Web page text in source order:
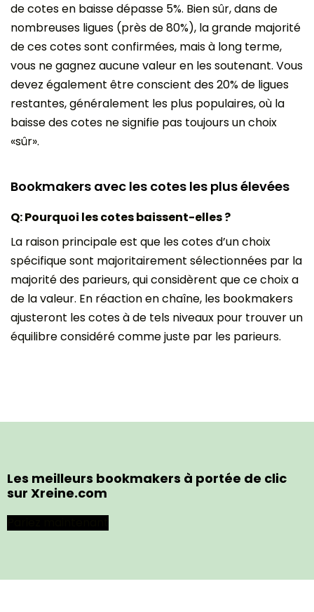
de cotes en baisse dépasse 5%. Bien sûr, dans de
nombreuses ligues (près de 80%), la grande majorité
de ces cotes sont confirmées, mais à long terme,
vous ne gagnez aucune valeur en les soutenant. Vous
devez également être conscient des 20% de ligues
restantes, généralement les plus populaires, où la
baisse des cotes ne signifie pas toujours un choix
«sûr».
Bookmakers avec les cotes les plus élevées
Q: Pourquoi les cotes baissent-elles ?
La raison principale est que les cotes d’un choix
spécifique sont majoritairement sélectionnées par la
majorité des parieurs, qui considèrent que ce choix a
de la valeur. En réaction en chaîne, les bookmakers
ajusteront les cotes à de tels niveaux pour trouver un
équilibre considéré comme juste par les parieurs.
Les meilleurs bookmakers à portée de clic
sur Xreine.com